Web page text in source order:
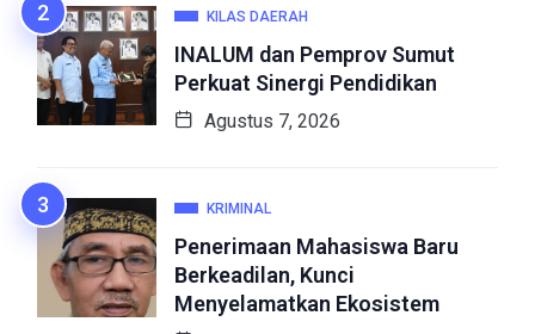
KILAS DAERAH
INALUM dan Pemprov Sumut
Perkuat Sinergi Pendidikan
Agustus 7, 2026
KRIMINAL
Penerimaan Mahasiswa Baru
Berkeadilan, Kunci
Menyelamatkan Ekosistem